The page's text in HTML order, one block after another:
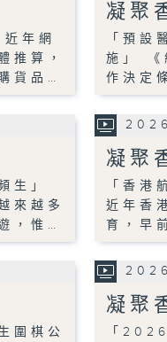
年網
推算，
貨品…
凝聚
「預設
施」 《
作決定
生」
來越多
，惟…
凝聚
「香港
近年香
育，早
圍棋公
凝聚
「